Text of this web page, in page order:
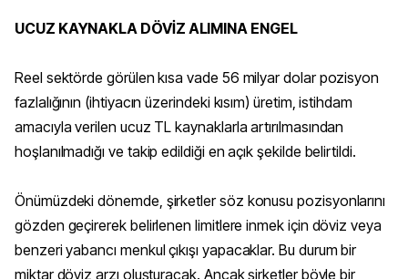
UCUZ KAYNAKLA DÖVİZ ALIMINA ENGEL
Reel sektörde görülen kısa vade 56 milyar dolar pozisyon
fazlalığının (ihtiyacın üzerindeki kısım) üretim, istihdam
amacıyla verilen ucuz TL kaynaklarla artırılmasından
hoşlanılmadığı ve takip edildiği en açık şekilde belirtildi.
Önümüzdeki dönemde, şirketler söz konusu pozisyonlarını
gözden geçirerek belirlenen limitlere inmek için döviz veya
benzeri yabancı menkul çıkışı yapacaklar. Bu durum bir
miktar döviz arzı oluşturacak. Ancak şirketler böyle bir